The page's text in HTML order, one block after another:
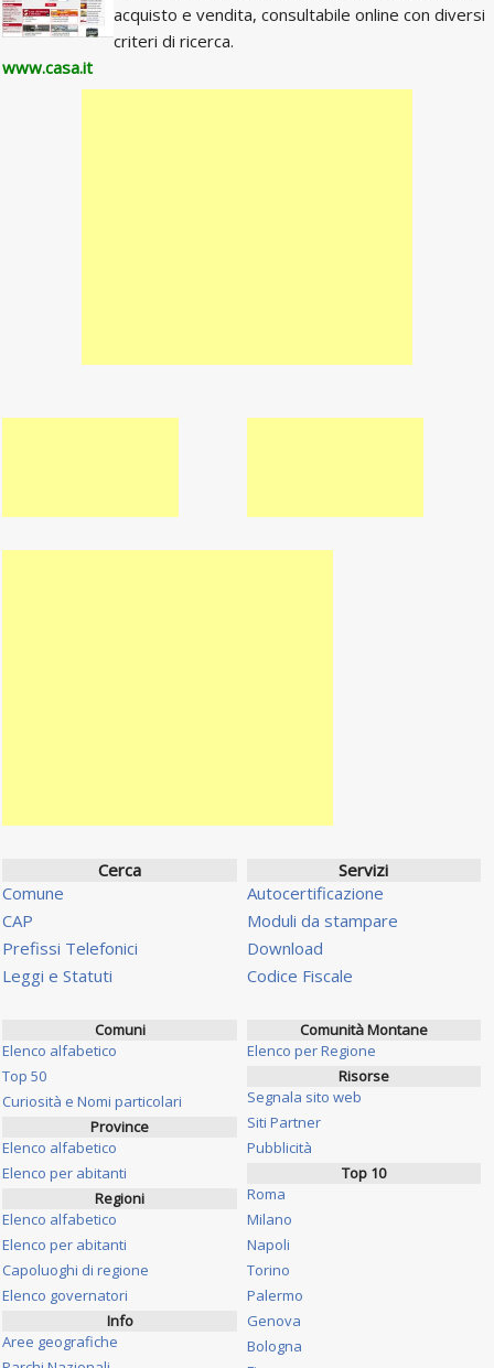
acquisto e vendita, consultabile online con diversi
criteri di ricerca.
www.casa.it
Cerca
Comune
CAP
Prefissi Telefonici
Leggi e Statuti
Servizi
Autocertificazione
Moduli da stampare
Download
Codice Fiscale
Comuni
Elenco alfabetico
Top 50
Curiosità e Nomi particolari
Province
Elenco alfabetico
Elenco per abitanti
Regioni
Elenco alfabetico
Elenco per abitanti
Capoluoghi di regione
Elenco governatori
Info
Aree geografiche
Comunità Montane
Elenco per Regione
Risorse
Segnala sito web
Siti Partner
Pubblicità
Top 10
Roma
Milano
Napoli
Torino
Palermo
Genova
Bologna